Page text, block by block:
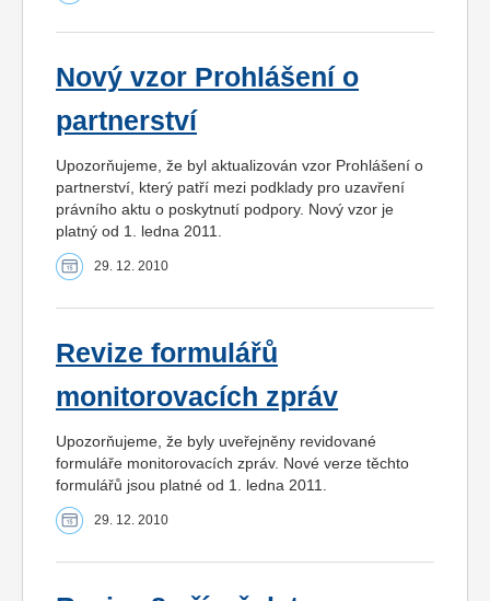
Nový vzor Prohlášení o
partnerství
Upozorňujeme, že byl aktualizován vzor Prohlášení o
partnerství, který patří mezi podklady pro uzavření
právního aktu o poskytnutí podpory. Nový vzor je
platný od 1. ledna 2011.
29. 12. 2010
Revize formulářů
monitorovacích zpráv
Upozorňujeme, že byly uveřejněny revidované
formuláře monitorovacích zpráv. Nové verze těchto
formulářů jsou platné od 1. ledna 2011.
29. 12. 2010